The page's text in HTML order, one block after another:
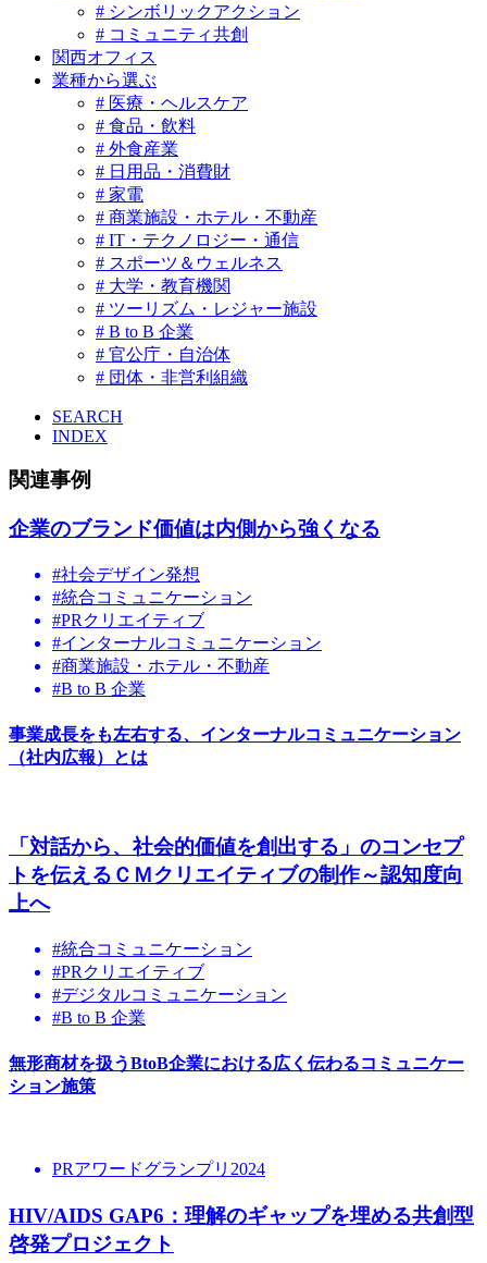
# シンボリックアクション
# コミュニティ共創
関西オフィス
業種から選ぶ
# 医療・ヘルスケア
# 食品・飲料
# 外食産業
# 日用品・消費財
# 家電
# 商業施設・ホテル・不動産
# IT・テクノロジー・通信
# スポーツ＆ウェルネス
# 大学・教育機関
# ツーリズム・レジャー施設
# B to B 企業
# 官公庁・自治体
# 団体・非営利組織
SEARCH
INDEX
関連事例
企業のブランド価値は内側から強くなる
#社会デザイン発想
#統合コミュニケーション
#PRクリエイティブ
#インターナルコミュニケーション
#商業施設・ホテル・不動産
#B to B 企業
事業成長をも左右する、インターナルコミュニケーション
（社内広報）とは
「対話から、社会的価値を創出する」のコンセプ
トを伝えるＣＭクリエイティブの制作～認知度向
上へ
#統合コミュニケーション
#PRクリエイティブ
#デジタルコミュニケーション
#B to B 企業
無形商材を扱うBtoB企業における広く伝わるコミュニケー
ション施策
PRアワードグランプリ2024
HIV/AIDS GAP6：理解のギャップを埋める共創型
啓発プロジェクト